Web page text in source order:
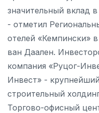
значительный вклад
- отметил
отелей «Кемпински»
ван Даален.
компания «Руцог-
Инвест» -
строительный
Торгово-офисный